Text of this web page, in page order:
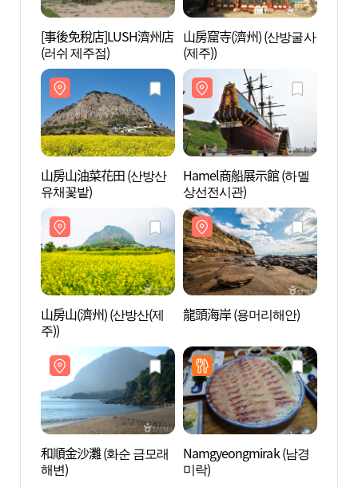
[事後免稅店]LUSH濟州店
(러쉬 제주점)
山房窟寺(濟州) (산방굴사
(제주))
山房山油菜花田 (산방산
유채꽃밭)
Hamel商船展示館 (하멜
상선전시관)
山房山(濟州) (산방산(제
주))
龍頭海岸 (용머리해안)
和順金沙灘 (화순 금모래
해변)
Namgyeongmirak (남경
미락)